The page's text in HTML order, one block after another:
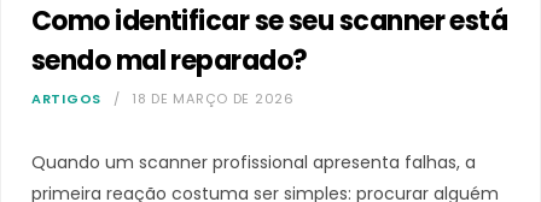
Como identificar se seu scanner está
sendo mal reparado?
ARTIGOS 18 DE MARÇO DE 2026
Quando um scanner profissional apresenta falhas, a
primeira reação costuma ser simples: procurar alguém